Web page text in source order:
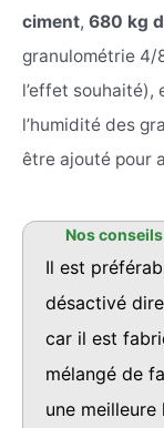
ciment, 680 kg
granulométrie 4/
l’effet souhaité),
l’humidité des
être ajouté pour
Il est
désactivé
car il est
mélangé de
une